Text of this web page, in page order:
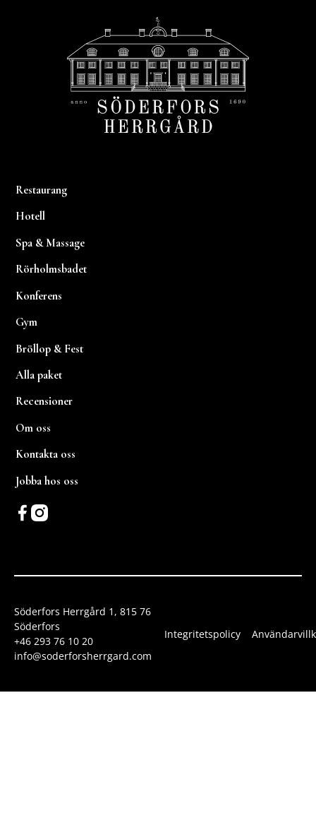
Restaurang
Hotell
Spa & Massage
Rörholmsbadet
Konferens
Gym
Bröllop & Fest
Alla paket
Recensioner
Om oss
Kontakta oss
Jobba hos oss
Söderfors Herrgård 1, 815 76
Söderfors
+46 293 76 10 20
info@soderforsherrgard.com
Integritetspolicy